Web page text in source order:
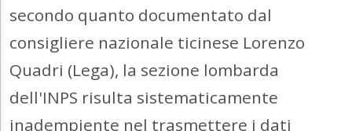
secondo quanto documentato dal
consigliere nazionale ticinese Lorenzo
Quadri (Lega), la sezione lombarda
dell'INPS risulta sistematicamente
inadempiente nel trasmettere i dati